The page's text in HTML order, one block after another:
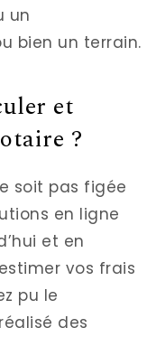
un
bien un terrain.
et
?
soit pas figée
en ligne
et en
vos frais
pu le
des